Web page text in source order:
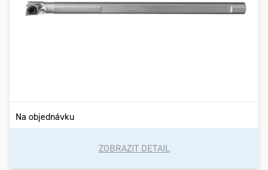
Na objednávku
ZOBRAZIT DETAIL